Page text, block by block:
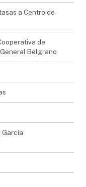
a Centro de
de
Belgrano
García